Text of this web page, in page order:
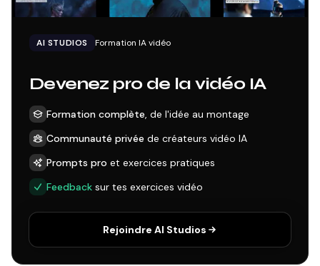
AI STUDIOS Formation IA vidéo
Devenez pro de la vidéo IA
Formation complète, de l'idée au montage
Communauté privée de créateurs vidéo IA
Prompts pro et exercices pratiques
Feedback sur tes exercices vidéo
Rejoindre AI Studios